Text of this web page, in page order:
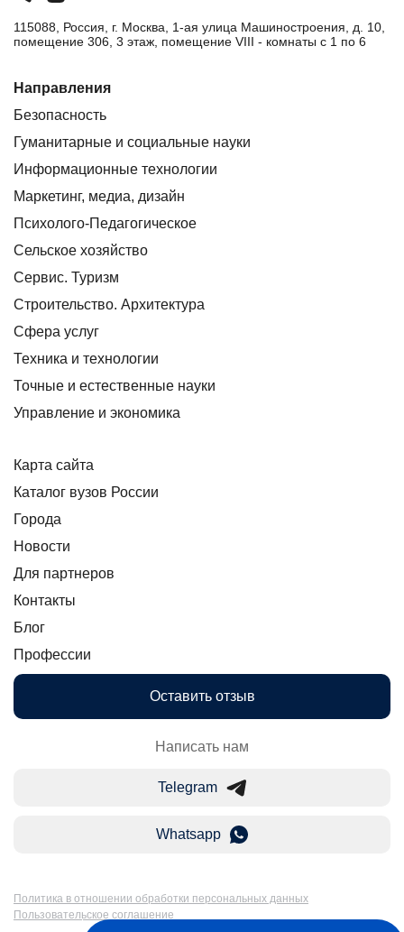
115088, Россия, г. Москва, 1-ая улица Машиностроения, д. 10,
помещение 306, 3 этаж, помещение VIII - комнаты с 1 по 6
Направления
Безопасность
Гуманитарные и социальные науки
Информационные технологии
Маркетинг, медиа, дизайн
Психолого-Педагогическое
Сельское хозяйство
Сервис. Туризм
Строительство. Архитектура
Сфера услуг
Техника и технологии
Точные и естественные науки
Управление и экономика
Карта сайта
Каталог вузов России
Города
Новости
Для партнеров
Контакты
Блог
Профессии
Оставить отзыв
Написать нам
Telegram
Whatsapp
Политика в отношении обработки персональных данных
Пользовательское соглашение